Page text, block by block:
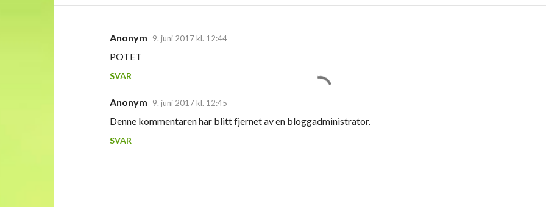
Anonym 9. juni 2017 kl. 12:44
POTET
SVAR
Anonym 9. juni 2017 kl. 12:45
Denne kommentaren har blitt fjernet av en bloggadministrator.
SVAR